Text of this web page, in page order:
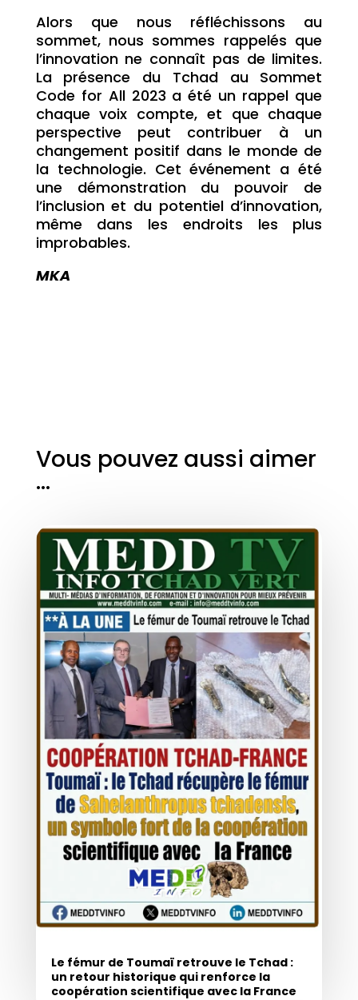
Alors que nous réfléchissons au
sommet, nous sommes rappelés que
l’innovation ne connaît pas de limites.
La présence du Tchad au Sommet
Code for All 2023 a été un rappel que
chaque voix compte, et que chaque
perspective peut contribuer à un
changement positif dans le monde de
la technologie. Cet événement a été
une démonstration du pouvoir de
l’inclusion et du potentiel d’innovation,
même dans les endroits les plus
improbables.
MKA
Vous pouvez aussi aimer
…
Le fémur de Toumaï retrouve le Tchad :
un retour historique qui renforce la
coopération scientifique avec la France